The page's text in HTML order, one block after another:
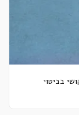
בביטוי